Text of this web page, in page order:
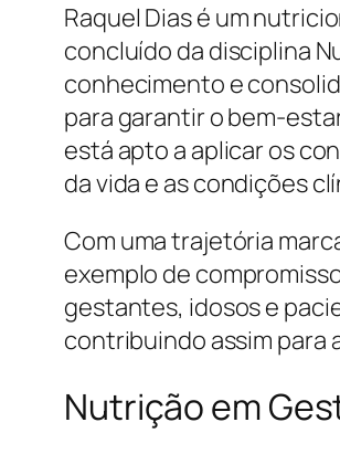
Raquel Dias é um
concluído da disciplina
conhecimento e
para garantir o bem-
está apto a aplicar os
da vida e as condições
Com uma trajetória
exemplo de
gestantes, idosos e
contribuindo assim para
Nutrição em